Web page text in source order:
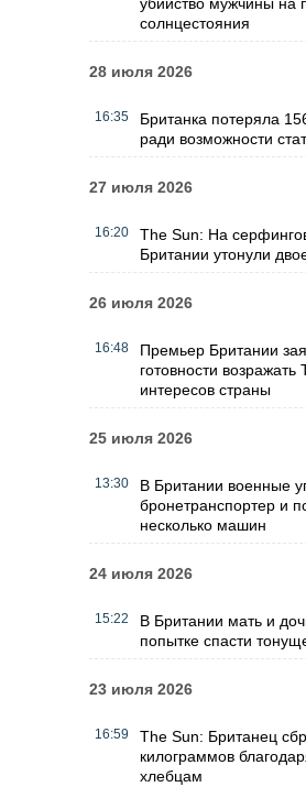
солнцестояния
28 июля 2026
16:35
Британка потеряла
ради возможности
27 июля 2026
16:20
The Sun: На
Британии утонули
26 июля 2026
16:48
Премьер Британии
готовности
интересов страны
25 июля 2026
13:30
В Британии военные
бронетранспортер и
несколько машин
24 июля 2026
15:22
В Британии мать и
попытке спасти
23 июля 2026
16:59
The Sun: Британец
килограммов
хлебцам